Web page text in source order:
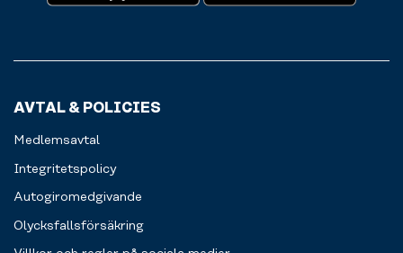
AVTAL & POLICIES
Medlemsavtal
Integritetspolicy
Autogiromedgivande
Olycksfallsförsäkring